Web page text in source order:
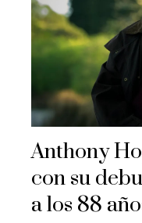
Anthony
con su
a los 88